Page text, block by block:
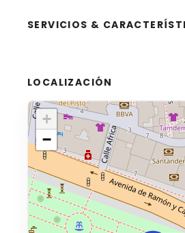
SERVICIOS &
LOCALIZACIÓN
+
−